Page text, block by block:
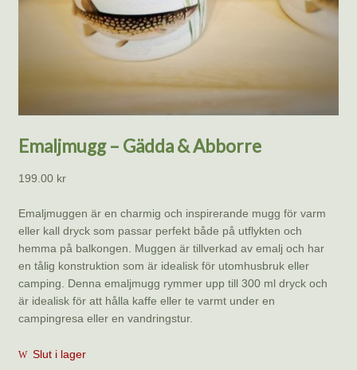
Emaljmugg – Gädda & Abborre
199.00 kr
Emaljmuggen är en charmig och inspirerande mugg för varm
eller kall dryck som passar perfekt både på utflykten och
hemma på balkongen. Muggen är tillverkad av emalj och har
en tålig konstruktion som är idealisk för utomhusbruk eller
camping. Denna emaljmugg rymmer upp till 300 ml dryck och
är idealisk för att hålla kaffe eller te varmt under en
campingresa eller en vandringstur.
Slut i lager